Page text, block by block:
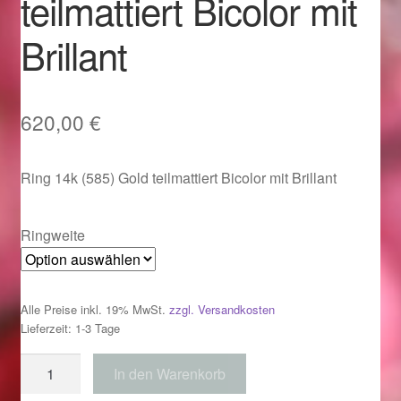
Im Gedenken an
Impressum
Karneval 2015 – Schmuck zu Fasching & Co.
Kasse
Liefer- und Versandkosten
Magisches und Festliches zu Halloween
Brillant
620,00 €
Ring 14k (585) Gold teilmattiert Bicolor mit Brillant
Ringweite
Alle Preise inkl. 19% MwSt. zzgl. Versandkosten
Lieferzeit: 1-3 Tage
In den Warenkorb